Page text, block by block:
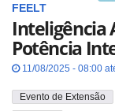
FEELT
Inteligência
Potência
11/08/2025 - 08:00
Evento de Extensão